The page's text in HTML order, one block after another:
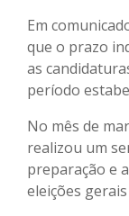
Em
que o prazo
as
período
No mês de
realizou um
preparação e
eleições gerais